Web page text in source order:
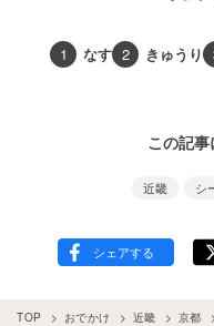
1 なす 2 きゅうり
この記
近畿 シ
TOP おでかけ 近畿 京都